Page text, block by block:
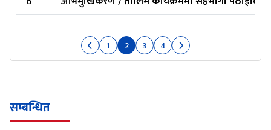
1 2 3 4
सम्बन्धित